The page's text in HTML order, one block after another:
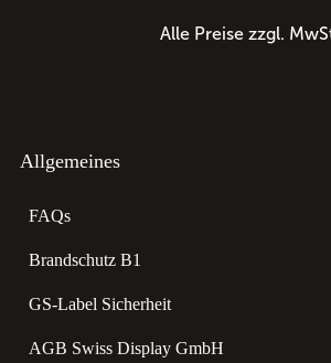
Alle Preise zzgl.
Allgemeines
FAQs
Brandschutz B1
GS-Label Sicherheit
AGB Swiss Display GmbH